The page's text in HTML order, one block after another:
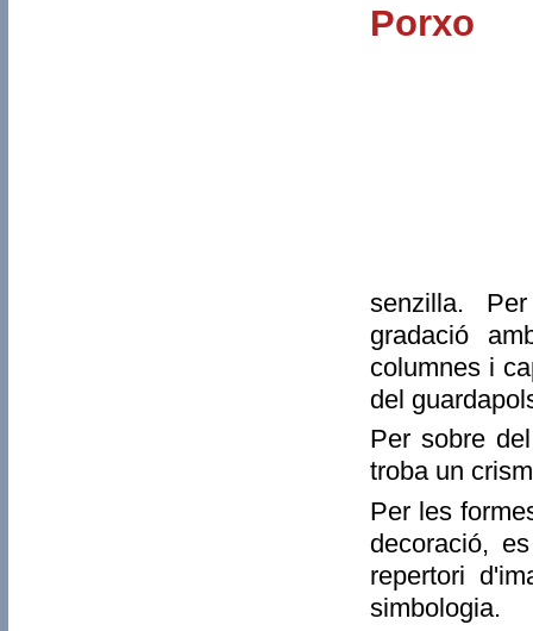
Porxo
senzilla.
gradació
columnes i
del
Per sobre
troba un
Per les
decoració,
repertori
simbologia.